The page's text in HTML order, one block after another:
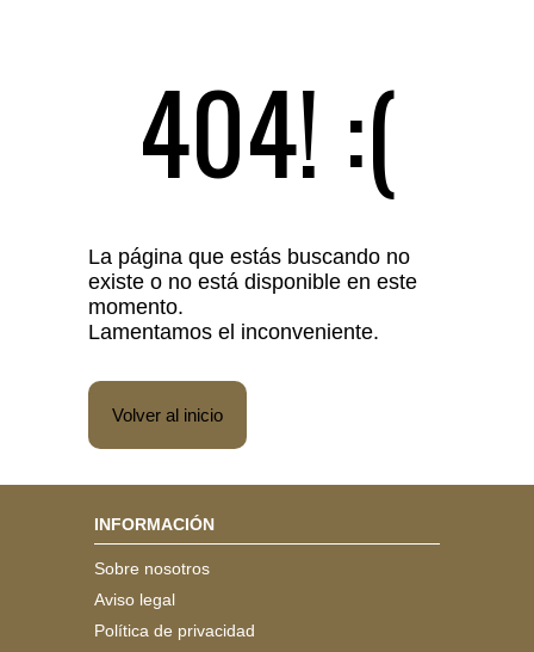
404! :(
La página que estás buscando no
existe o no está disponible en este
momento.
Lamentamos el inconveniente.
Volver al inicio
INFORMACIÓN
Sobre nosotros
Aviso legal
Política de privacidad